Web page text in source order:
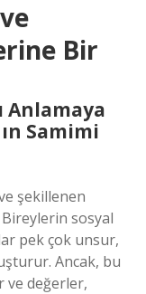
Bir
Anlamaya
Samimi
şekillenen
Bireylerin sosyal
pek çok unsur,
Ancak, bu
ve değerler,